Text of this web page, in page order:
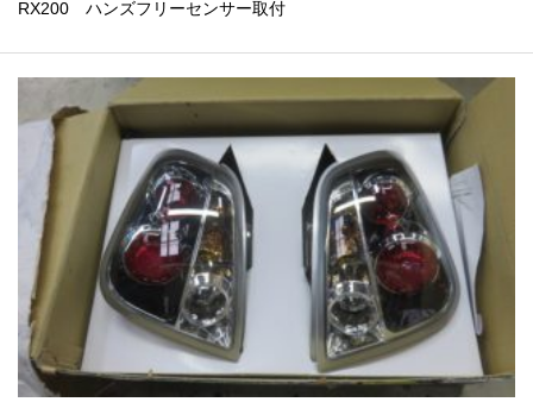
RX200 ハンズフリーセンサー取付